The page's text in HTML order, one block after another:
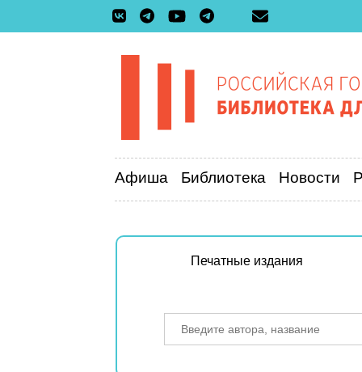
Афиша Библиотека Новости
Печатные издания